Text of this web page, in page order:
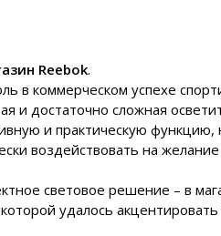
Reebok.
в коммерческом успехе
и достаточно сложная
и практическую функцию,
воздействовать на желание
световое решение – в
удалось